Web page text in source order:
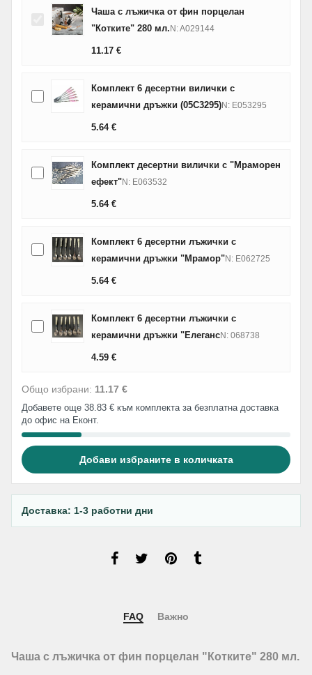
Чаша с лъжичка от фин порцелан
"Котките" 280 мл.N: A029144
11.17 €
Комплект 6 десертни вилички с
керамични дръжки (05C3295)N: E053295
5.64 €
Комплект десертни вилички с "Мраморен
ефект"N: E063532
5.64 €
Комплект 6 десертни лъжички с
керамични дръжки "Мрамор"N: E062725
5.64 €
Комплект 6 десертни лъжички с
керамични дръжки "ЕлегансN: 068738
4.59 €
Общо избрани: 11.17 €
Добавете още 38.83 € към комплекта за безплатна доставка
до офис на Еконт.
Добави избраните в количката
Доставка: 1-3 работни дни
FAQ Важно
Чаша с лъжичка от фин порцелан "Котките" 280 мл.